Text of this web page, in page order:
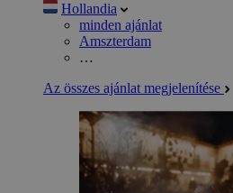
Hollandia
minden ajánlat
Amszterdam
…
Az összes ajánlat megjelenítése